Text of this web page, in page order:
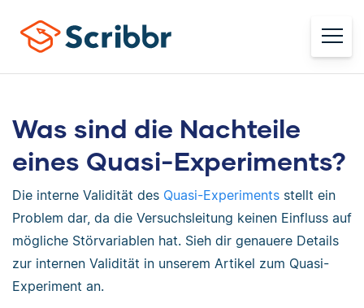
Was sind die Nachteile
eines Quasi-Experiments?
Die interne Validität des Quasi-Experiments stellt ein
Problem dar, da die Versuchsleitung keinen Einfluss auf
mögliche Störvariablen hat. Sieh dir genauere Details
zur internen Validität in unserem Artikel zum Quasi-
Experiment an.